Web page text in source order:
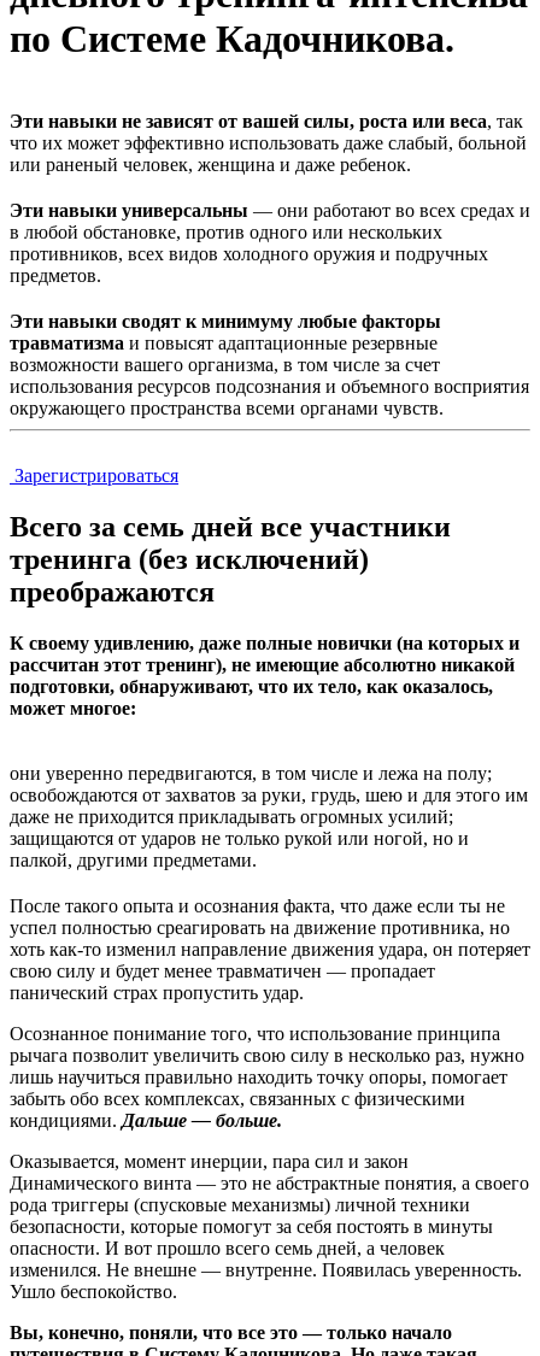
по Системе Кадочникова.
Эти навыки не зависят от вашей силы, роста или веса, так
что их может эффективно использовать даже слабый, больной
или раненый человек, женщина и даже ребенок.
Эти навыки универсальны — они работают во всех средах и
в любой обстановке, против одного или нескольких
противников, всех видов холодного оружия и подручных
предметов.
Эти навыки сводят к минимуму любые факторы
травматизма и повысят адаптационные резервные
возможности вашего организма, в том числе за счет
использования ресурсов подсознания и объемного восприятия
окружающего пространства всеми органами чувств.
Зарегистрироваться
Всего за семь дней все участники
тренинга (без исключений)
преображаются
К своему удивлению, даже полные новички (на которых и
рассчитан этот тренинг), не имеющие абсолютно никакой
подготовки, обнаруживают, что их тело, как оказалось,
может многое:
они уверенно передвигаются, в том числе и лежа на полу;
освобождаются от захватов за руки, грудь, шею и для этого им
даже не приходится прикладывать огромных усилий;
защищаются от ударов не только рукой или ногой, но и
палкой, другими предметами.
После такого опыта и осознания факта, что даже если ты не
успел полностью среагировать на движение противника, но
хоть как-то изменил направление движения удара, он потеряет
свою силу и будет менее травматичен — пропадает
панический страх пропустить удар.
Осознанное понимание того, что использование принципа
рычага позволит увеличить свою силу в несколько раз, нужно
лишь научиться правильно находить точку опоры, помогает
забыть обо всех комплексах, связанных с физическими
кондициями. Дальше — больше.
Оказывается, момент инерции, пара сил и закон
Динамического винта — это не абстрактные понятия, а своего
рода триггеры (спусковые механизмы) личной техники
безопасности, которые помогут за себя постоять в минуты
опасности. И вот прошло всего семь дней, а человек
изменился. Не внешне — внутренне. Появилась уверенность.
Ушло беспокойство.
Вы, конечно, поняли, что все это — только начало